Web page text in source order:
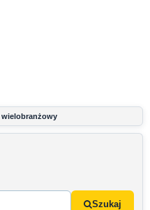
wielobranżowy
Szukaj